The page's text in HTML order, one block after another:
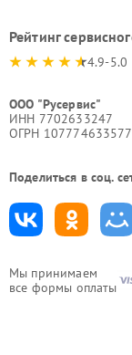
Мы принимаем
все формы оплаты
Рейтинг
4.9-5.0
ООО "Русервис"
ИНН 7702633247
ОГРН
Поделиться в соц.